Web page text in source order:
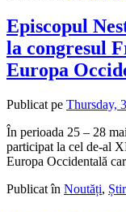
Episcopul
la congresul
Europa
Publicat pe Thursday,
În perioada 25 – 28
participat la cel de-al
Europa Occidentală
Publicat în Noutăți,